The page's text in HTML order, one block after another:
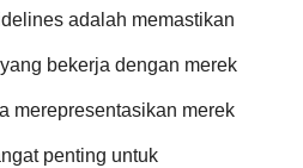
adalah memastikan
bekerja dengan merek
merepresentasikan merek
penting untuk